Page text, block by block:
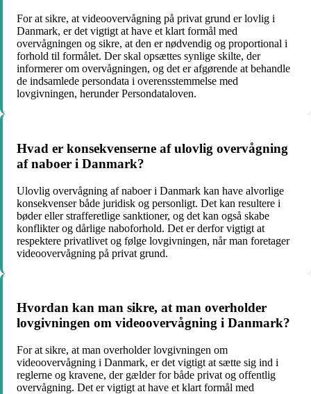
For at sikre, at videoovervågning på privat grund er lovlig i
Danmark, er det vigtigt at have et klart formål med
overvågningen og sikre, at den er nødvendig og proportional i
forhold til formålet. Der skal opsættes synlige skilte, der
informerer om overvågningen, og det er afgørende at behandle
de indsamlede persondata i overensstemmelse med
lovgivningen, herunder Persondataloven.
Hvad er konsekvenserne af ulovlig overvågning
af naboer i Danmark?
Ulovlig overvågning af naboer i Danmark kan have alvorlige
konsekvenser både juridisk og personligt. Det kan resultere i
bøder eller strafferetlige sanktioner, og det kan også skabe
konflikter og dårlige naboforhold. Det er derfor vigtigt at
respektere privatlivet og følge lovgivningen, når man foretager
videoovervågning på privat grund.
Hvordan kan man sikre, at man overholder
lovgivningen om videoovervågning i Danmark?
For at sikre, at man overholder lovgivningen om
videoovervågning i Danmark, er det vigtigt at sætte sig ind i
reglerne og kravene, der gælder for både privat og offentlig
overvågning. Det er vigtigt at have et klart formål med